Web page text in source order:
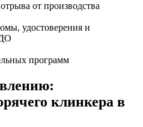
от производства
удостоверения и
программ
клинкера в